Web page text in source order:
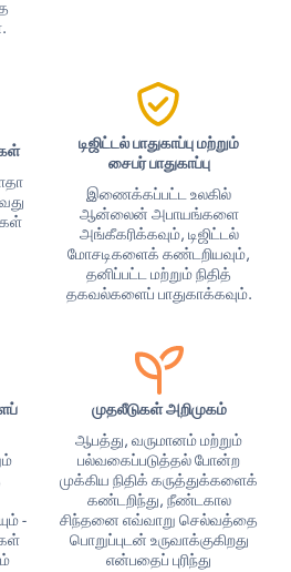
டிஜிட்டல் பாதுகாப்பு மற்றும்
சைபர் பாதுகாப்பு
இணைக்கப்பட்ட உலகில்
ஆன்லைன் அபாயங்களை
அங்கீகரிக்கவும், டிஜிட்டல்
மோசடிகளைக் கண்டறியவும்,
தனிப்பட்ட மற்றும் நிதித்
தகவல்களைப் பாதுகாக்கவும்.
-
முதலீடுகள் அறிமுகம்
ஆபத்து, வருமானம் மற்றும்
பல்வகைப்படுத்தல் போன்ற
முக்கிய நிதிக் கருத்துக்களைக்
கண்டறிந்து, நீண்டகால
சிந்தனை எவ்வாறு செல்வத்தை
பொறுப்புடன் உருவாக்குகிறது
என்பதைப் புரிந்து